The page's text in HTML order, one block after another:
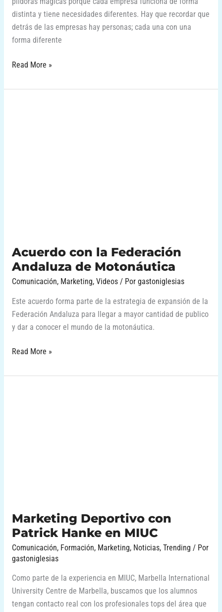
distinta y tiene necesidades diferentes. Hay que recordar que
detrás de las empresas hay personas; cada una con una
forma diferente
Read More »
Acuerdo con la Federación
Andaluza de Motonáutica
Comunicación, Marketing, Videos/ Por gastoniglesias
Este acuerdo forma parte de la estrategia de expansión de la
Federación Andaluza para llegar a mayor cantidad de publico
y dar a conocer el mundo de la motonáutica.
Read More »
Marketing Deportivo con
Patrick Hanke en MIUC
Comunicación, Formación, Marketing, Noticias, Trending / Por
gastoniglesias
Como parte de la experiencia en MIUC, Marbella International
University Centre de Marbella, buscamos que los alumnos
tengan contacto real con los profesionales tops del área que